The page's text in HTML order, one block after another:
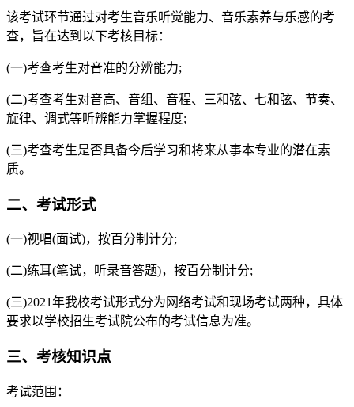
该考试环节通过对考生音乐听觉能力、音乐素养与乐感的考
查，旨在达到以下考核目标：
(一)考查考生对音准的分辨能力;
(二)考查考生对音高、音组、音程、三和弦、七和弦、节奏、
旋律、调式等听辨能力掌握程度;
(三)考查考生是否具备今后学习和将来从事本专业的潜在素
质。
二、考试形式
(一)视唱(面试)，按百分制计分;
(二)练耳(笔试，听录音答题)，按百分制计分;
(三)2021年我校考试形式分为网络考试和现场考试两种，具体
要求以学校招生考试院公布的考试信息为准。
三、考核知识点
考试范围：